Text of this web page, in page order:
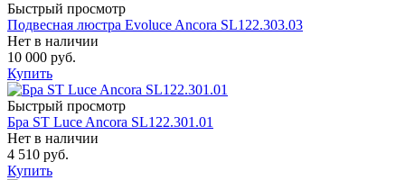
Быстрый просмотр
Подвесная люстра Evoluce Ancora SL122.303.03
Нет в наличии
10 000 руб.
Купить
Быстрый просмотр
Бра ST Luce Ancora SL122.301.01
Нет в наличии
4 510 руб.
Купить